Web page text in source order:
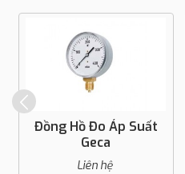
Đồng Hồ Đo Áp Suất
Geca
Liên hệ